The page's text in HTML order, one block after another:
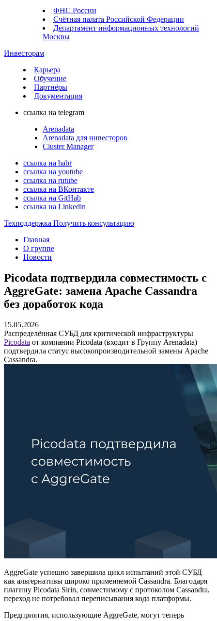
ФНС России
Счётная палата Российской Федерации
Департамент информационных технологий
Москвы
Инвесторам
Карьера
Обучение
Партнёры
Документация
ссылка на telegram
Arenadata
Arenadata для инвесторов
Cluster Manager
ссылка на habr
ссылка на youtube
ссылка на rutube
ссылка на ВКонтакте
ссылка на GitHab
ссылка на Linkedin
Техподдержка Получить консультацию
Главная
О группе
Новости
Picodata подтвердила совместимость с
AggreGate: замена Apache Cassandra
без доработок кода
15.05.2026
Распределённая СУБД для критической инфраструктуры
Picodata от компании Picodata (входит в Группу Arenadata)
подтвердила статус высокопроизводительной замены Apache
Cassandra.
AggreGate успешно завершила цикл испытаний этой СУБД
как альтернативы широко применяемой Cassandra. Благодаря
плагину Picodata Sirin, совместимому с протоколом Cassandra,
переход не потребовал переписывания кода платформы.
Предприятия, использующие AggreGate, могут теперь